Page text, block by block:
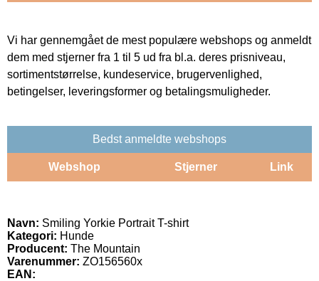
Vi har gennemgået de mest populære webshops og anmeldt
dem med stjerner fra 1 til 5 ud fra bl.a. deres prisniveau,
sortimentstørrelse, kundeservice, brugervenlighed,
betingelser, leveringsformer og betalingsmuligheder.
Bedst anmeldte webshops
Webshop Stjerner Link
Navn: Smiling Yorkie Portrait T-shirt
Kategori: Hunde
Producent: The Mountain
Varenummer: ZO156560x
EAN: